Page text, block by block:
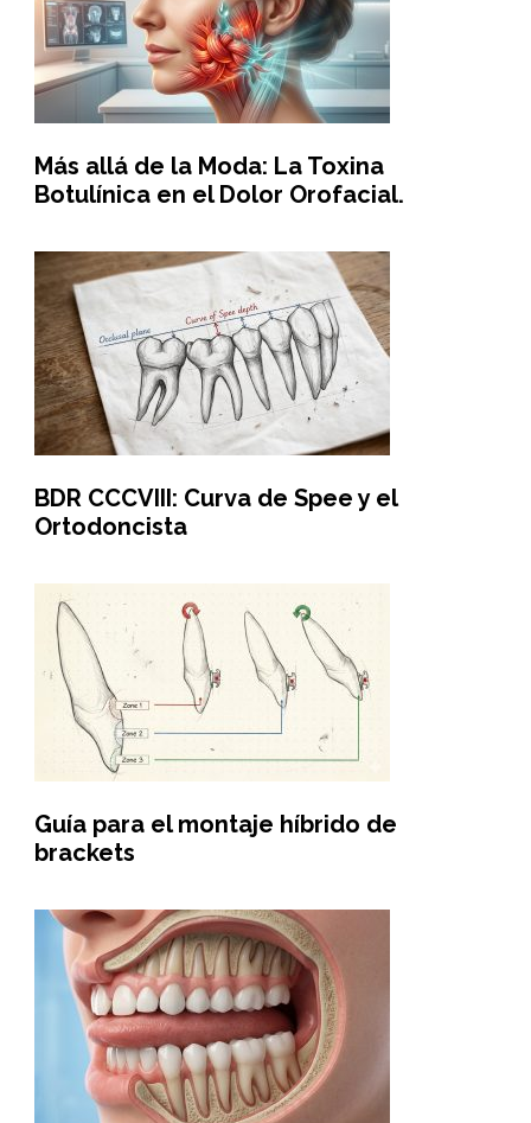
Más allá de la Moda: La Toxina
Botulínica en el Dolor Orofacial.
BDR CCCVIII: Curva de Spee y el
Ortodoncista
Guía para el montaje híbrido de
brackets